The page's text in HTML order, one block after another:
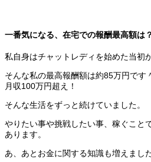
一番気になる、在宅での報酬最高額は
私自身はチャットレディを始めた当初
そんな私の最高報酬額は約85万円です
月収100万円超え！
そんな生活をずっと続けていました。
やりたい事や挑戦したい事、稼ぐこと
あります。
あ、あとお金に関する知識も増えました